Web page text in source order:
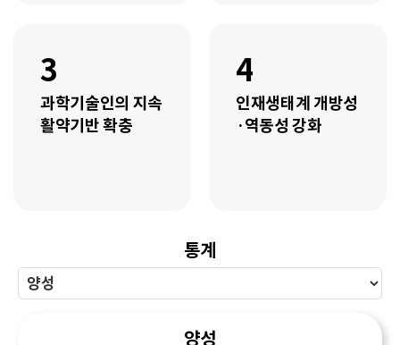
3
과학기술인의 지속
활약기반 확충
4
인재생태계 개방성
·역동성 강화
통계
양성